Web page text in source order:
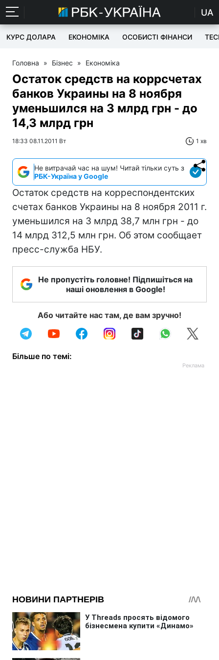
UA
КУРС ДОЛАРА ЕКОНОМІКА ОСОБИСТІ ФІНАНСИ
Головна » Бізнес » Економіка
Остаток средств на коррсчетах
банков Украины на 8 ноября
уменьшился на 3 млрд грн - до
14,3 млрд грн
18:33 08.11.2011 Вт 1 хв
Не витрачай час на шум! Читай тільки суть з
РБК-Україна у Google
Остаток средств на корреспондентских
счетах банков Украины на 8 ноября 2011 г.
уменьшился на 3 млрд 38,7 млн грн - до
14 млрд 312,5 млн грн. Об этом сообщает
пресс-служба НБУ.
Не пропустіть головне! Підпишіться на
наші оновлення в Google!
Або читайте нас там, де вам зручно!
Більше по темі: